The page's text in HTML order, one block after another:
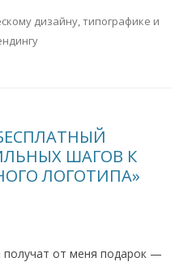
дизайну, типографике и
ШАГОВ К
ЛОГОТИПА»
получат от меня подарок —